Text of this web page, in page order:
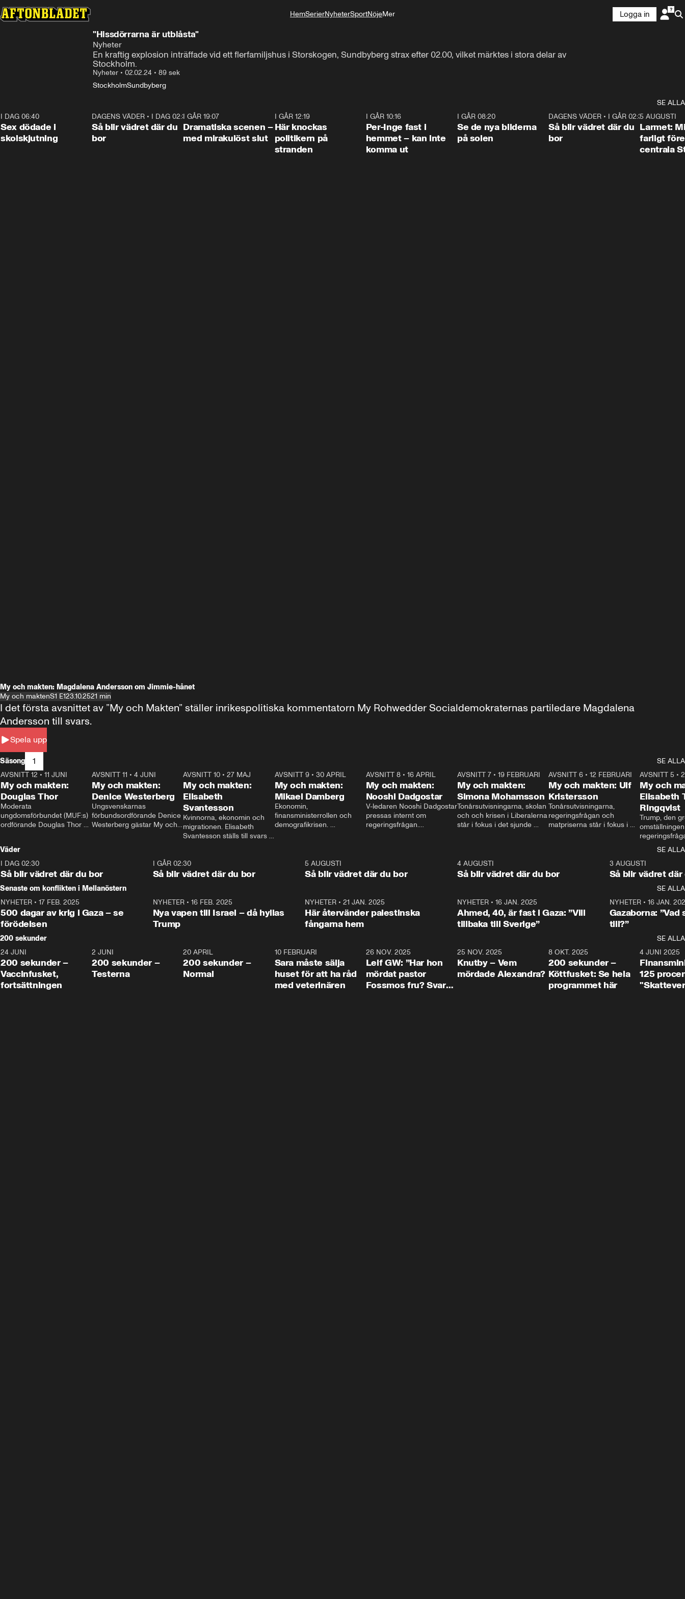
HemSerierNyheterSportNöjeMer
Logga in
"Hissdörrarna är utblåsta"
Nyheter
En kraftig explosion inträffade vid ett flerfamiljshus i Storskogen, Sundbyberg strax efter 02.00, vilket märktes i stora delar av
Stockholm.
Nyheter • 02.02.24 • 89 sek
StockholmSundbyberg
SE ALLA
I DAG 06:40
Sex dödade i
skolskjutning
1:06
DAGENS VÄDER • I DAG 02:30
Så blir vädret där du
bor
I GÅR 19:07
Dramatiska scenen –
med mirakulöst slut
I GÅR 12:19
Här knockas
politikern på
stranden
I GÅR 10:16
Per-Inge fast i
hemmet – kan inte
komma ut
I GÅR 08:20
Se de nya bilderna
på solen
1:06
DAGENS VÄDER • I GÅR 02:30
Så blir vädret där du
bor
5 AUGUSTI
Larmet:
farligt
centrala
My och makten: Magdalena Andersson om Jimmie-hånet
My och maktenS1 E123.10.2521 min
Spela upp
I det första avsnittet av ”My och Makten” ställer inrikespolitiska kommentatorn My Rohwedder Socialdemokraternas partiledare Magdalena
Andersson till svars.
Säsong 1
SE ALLA
26:27
AVSNITT 12 • 11 JUNI
My och makten:
Douglas Thor
Moderata
ungdomsförbundet (MUF:s)
ordförande Douglas Thor
tonårsutvisningarna och hur
Moderaterna ska locka
väljare till valet i höst.
23:40
AVSNITT 11 •4 JUNI
My och makten:
Denice Westerberg
Ungsvenskarnas
förbundsordförande Denice
Westerberg gästar My och
AVSNITT 10 •27 MAJ
My och makten:
Elisabeth
Svantesson
Kvinnorna, ekonomin och
migrationen. Elisabeth
Svantesson ställs till svars
AVSNITT 9• 30 APRIL
My och makten:
Mikael Damberg
Ekonomin,
finansministerrollen och
demografikrisen.
och Makten.
AVSNITT 8• 16 APRIL
My och makten:
Nooshi Dadgostar
V-ledaren Nooshi Dadgostar
pressas internt om
regeringsfrågan.
– Vi ställer upp i val. Ska vi
vara med så sitter vi förstås
24:30
AVSNITT 7• 19 FEBRUARI
My och makten:
Simona Mohamsson
Tonårsutvisningarna, skolan
och och krisen i Liberalerna
står i fokus i det sjunde
kommentator My
Rohwedder ställer
utbildnings- och
Mohamsson till svars.
27:30
AVSNITT 6 •12 FEBRUARI
My och makten: Ulf
Kristersson
Tonårsutvisningarna,
regeringsfrågan och
matpriserna står i fokus i
Rohwedder ställer
statsminister Ulf Kristersson
AVSNITT 5 •
My och
Elisabeth
Ringqvist
Trump, den
centrum i
avsnittet av
Makten”. Se
Aftonbladets
Rohwedder
Thand Ring
Väder
SE ALLA
I DAG 02:30
Så blir vädret där du bor
1:06
I GÅR 02:30
Så blir vädret där du bor
5 AUGUSTI
Så blir vädret där du bor
4 AUGUSTI
Så blir vädret där du bor
3 AUGUSTI
Så blir vädret där
Senaste om konflikten i Mellanöstern
SE ALLA
NYHETER • 17 FEB. 2025
500 dagar av krig i Gaza – se
förödelsen
NYHETER• 16 FEB. 2025
Nya vapen till Israel – då hyllas
Trump
NYHETER •21 JAN. 2025
Här återvänder palestinska
fångarna hem
NYHETER• 16 JAN. 2025
Ahmed, 40, är fast i Gaza: ”Vill
tillbaka till Sverige”
NYHETER• 16 JAN.
Gazaborna:
till?”
200 sekunder
SE ALLA
5:00
24 JUNI
200 sekunder –
Vaccinfusket,
fortsättningen
4:23
2 JUNI
200 sekunder –
Testerna
20 APRIL
200 sekunder –
Normal
10 FEBRUARI
Sara måste sälja
huset för att ha råd
med veterinären
26 NOV. 2025
Leif GW: ”Har hon
mördat pastor
Fossmos fru? Svar
31:05
25 NOV. 2025
Knutby – Vem
mördade Alexandra?
4:29
8 OKT. 2025
200 sekunder –
Köttfusket: Se hela
programmet här
4 JUNI 2025
125